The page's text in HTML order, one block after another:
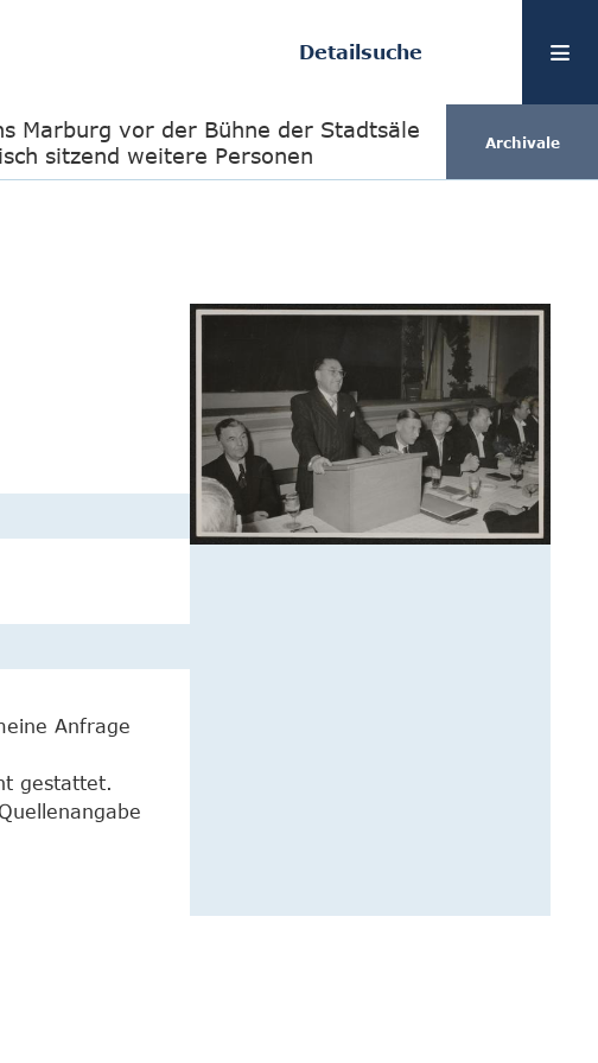
Detailsuche
Marburg vor der Bühne der Stadtsäle
sitzend weitere Personen
Archivale
Anfrage
gestattet.